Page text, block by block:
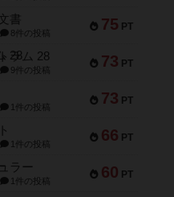
75 PT
書
8件の投稿
73 PT
ラム 28
9件の投稿
73 PT
1件の投稿
66 PT
1件の投稿
60 PT
ラー
1件の投稿